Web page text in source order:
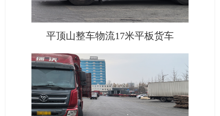
平顶山整车物流17米平板货车